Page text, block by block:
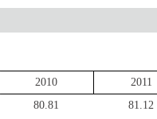
2010
2011
80.81
81.12